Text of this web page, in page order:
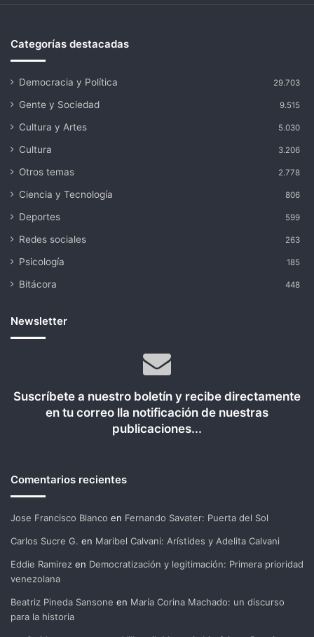
Categorías destacadas
Democracia y Política 29.703
Gente y Sociedad 9.515
Cultura y Artes 5.030
Cultura 3.206
Otros temas 2.778
Ciencia y Tecnología 806
Deportes 599
Redes sociales 263
Psicología 185
Bitácora 448
Newsletter
Suscríbete a nuestro boletín y recibe directamente
en tu correo lla notificación de nuestras
publicaciones...
Comentarios recientes
Jose Francisco Blanco en Fernando Savater: Puerta del Sol
Carlos Sucre G. en Maribel Calvani: Arístides y Adelita Calvani
Eddie Ramirez en Democratización y legitimación: Primera prioridad
venezolana
Beatriz Pineda Sansone en María Corina Machado: un discurso
para la historia